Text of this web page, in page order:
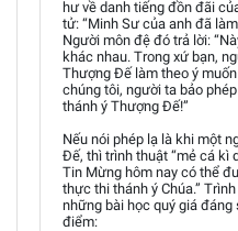
hư về danh tiếng đồn đãi
tử: “Minh Sư của anh đã
Người môn đệ đó trả lời:
khác nhau. Trong xứ bạn,
Thượng Đế làm theo ý
chúng tôi, người ta bảo
thánh ý Thượng Đế!”
Nếu nói phép lạ là khi một
Đế, thì trình thuật “mẻ cá kì
Tin Mừng hôm nay có thể
thực thi thánh ý Chúa.”
những bài học quý giá
điểm: